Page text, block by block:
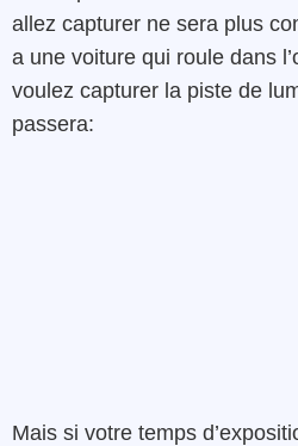
allez capturer ne sera plus
a une voiture qui roule dans
voulez capturer la piste de
passera:
Mais si votre temps